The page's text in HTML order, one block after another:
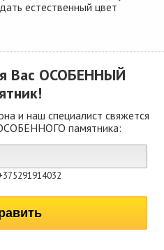
естественный цвет
Вас ОСОБЕННЫЙ
и наш специалист свяжется
памятника: